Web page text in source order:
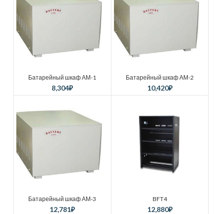
Батарейный шкаф АМ-1
8,304₽
Батарейный шкаф АМ-2
10,420₽
Батарейный шкаф АМ-3
12,781₽
BFT4
12,880₽